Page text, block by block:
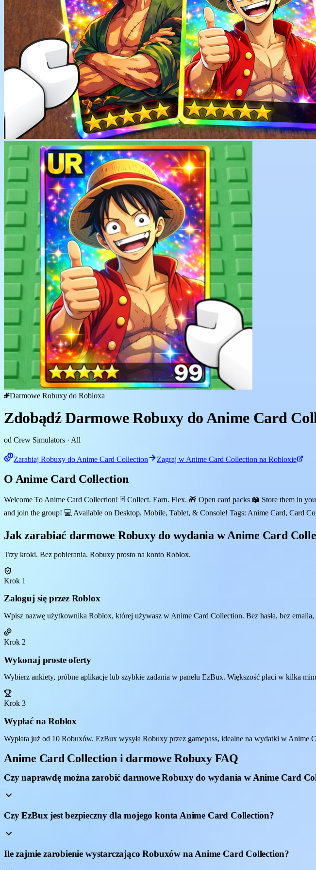
Darmowe Robuxy do Robloxa
Zdobądź Darmowe Robuxy do Anime Card
od Crew Simulators · All
Zarabiaj Robuxy do Anime Card Collection Zagraj w Anime Card Collection na Robloxie
O Anime Card Collection
Welcome To Anime Card Collection! 🃏 Collect. Earn. Flex. 🎁 Open card packs 📖 Store them in
and join the group! 💻 Available on Desktop, Mobile, Tablet, & Console! Tags: Anime Card, Card
Jak zarabiać darmowe Robuxy do wydania w Anime Card
Trzy kroki. Bez pobierania. Robuxy prosto na konto Roblox.
Krok 1
Zaloguj się przez Roblox
Wpisz nazwę użytkownika Roblox, której używasz w Anime Card Collection. Bez hasła, bez
Krok 2
Wykonaj proste oferty
Wybierz ankiety, próbne aplikacje lub szybkie zadania w panelu EzBux. Większość płaci w kilka
Krok 3
Wypłać na Roblox
Wypłata już od 10 Robuxów. EzBux wysyła Robuxy przez gamepass, idealne na wydatki w Anime
Anime Card Collection i darmowe Robuxy FAQ
Czy naprawdę można zarobić darmowe Robuxy do wydania w Anime Card
Czy EzBux jest bezpieczny dla mojego konta Anime Card Collection?
Ile zajmie zarobienie wystarczająco Robuxów na Anime Card Collection?